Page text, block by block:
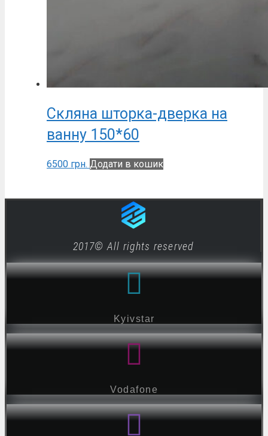
Скляна шторка-дверка на
ванну 150*60
6500 грн. Додати в кошик
2017© All rights reserved
Kyivstar
Vodafone